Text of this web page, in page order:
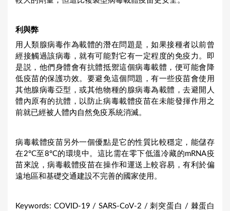
利與弊
用人類腺病毒作為載體的潛在問題是，如果接種者以前曾
經接觸過該病毒，就有可能對它有一定程度的免疫力。即
是説，他們身體會有抗體抵禦這個病毒載體，便可能會降
低疫苗的保護功效。要避免這個問題，有一些疫苗會使用
其他腺病毒亞型，或其他物種的腺病毒為載體，去避開人
體內原有的抗體，以防止病毒載體疫苗在未能發揮作用之
前就已經被人體內自然免疫系統消滅。
病毒載體疫苗另外一個優點是它的性質比較穩定，能儲存
在2°C至8°C的環境中。這比需在零下低溫冷藏的mRNA疫
苗來說，病毒載體疫苗在操作和運送上較容易，有利於偏
遠地區和基礎交通建設不完善的國家使用。
Keywords: COVID-19 / SARS-CoV-2 / 刺突蛋白 / 棘蛋白